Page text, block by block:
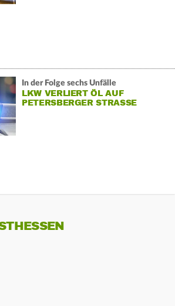
In der Folge sechs Unfälle
LKW VERLIERT ÖL AUF
PETERSBERGER STRASSE